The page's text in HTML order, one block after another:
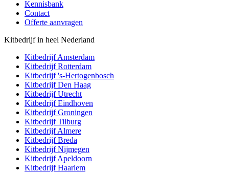
Kennisbank
Contact
Offerte aanvragen
Kitbedrijf in heel Nederland
KitbedrijfAmsterdam
KitbedrijfRotterdam
Kitbedrijf's-Hertogenbosch
KitbedrijfDen Haag
KitbedrijfUtrecht
KitbedrijfEindhoven
KitbedrijfGroningen
KitbedrijfTilburg
KitbedrijfAlmere
KitbedrijfBreda
KitbedrijfNijmegen
KitbedrijfApeldoorn
KitbedrijfHaarlem